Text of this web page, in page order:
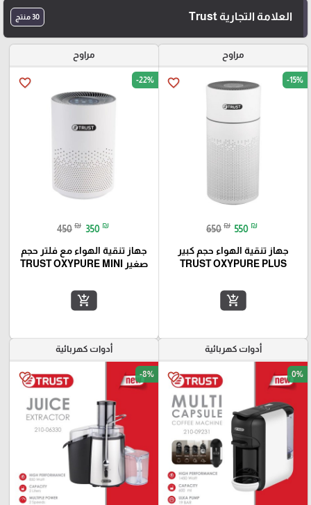
العلامة التجارية Trust 30 منتج
مراوح
favorite_border -15%
650 ₪ 550 ₪
جهاز تنقية الهواء حجم كبير
TRUST OXYPURE PLUS
add_shopping_cart
مراوح
favorite_border -22%
450 ₪ 350 ₪
جهاز تنقية الهواء مع فلتر حجم
صغير TRUST OXYPURE MINI
add_shopping_cart
أدوات كهربائية
favorite_border 0%
أدوات كهربائية
favorite_border -8%